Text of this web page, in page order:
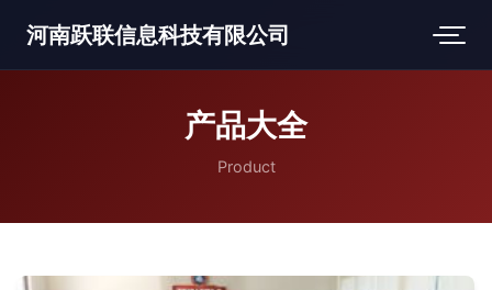
河南跃联信息科技有限公司
产品大全
Product